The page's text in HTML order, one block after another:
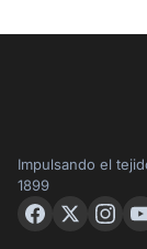
Impulsando el
1899